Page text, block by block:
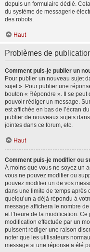
depuis un formulaire dédié.
du système de messagerie
des robots.
Haut
Problèmes de
Comment puis-je publier un
Pour publier un nouveau sujet
sujet ». Pour publier une
bouton « Répondre ». Il se peut
pouvoir rédiger un message.
est affichée en bas de l’écran
publier de nouveaux sujets
jointes dans ce forum, etc.
Haut
Comment puis-je modifier ou
À moins que vous ne soyez un
vous ne pouvez modifier ou
pouvez modifier un de vos
dans une limite de temps après
quelqu’un a déjà répondu à
message affichera le nombre
et l’heure de la modification. Ce
modification effectuée par un
puissent rédiger une raison
noter que les utilisateurs
message si une réponse a été